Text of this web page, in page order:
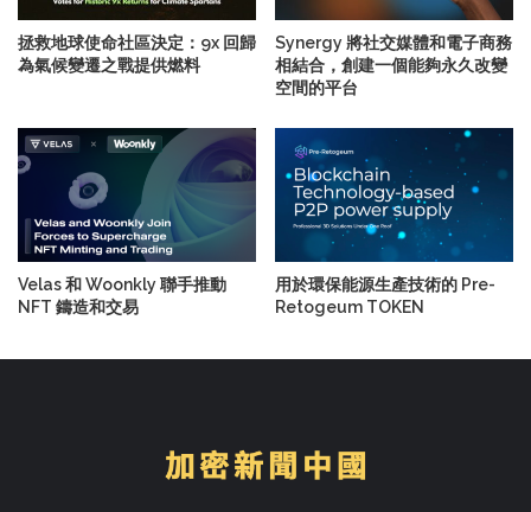
拯救地球使命社區決定：9x 回歸
為氣候變遷之戰提供燃料
Synergy 將社交媒體和電子商務
相結合，創建一個能夠永久改變
空間的平台
Velas 和 Woonkly 聯手推動
NFT 鑄造和交易
用於環保能源生產技術的 Pre-
Retogeum TOKEN